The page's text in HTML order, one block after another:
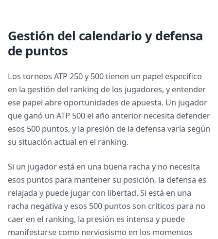
Gestión del calendario y defensa
de puntos
Los torneos ATP 250 y 500 tienen un papel específico
en la gestión del ranking de los jugadores, y entender
ese papel abre oportunidades de apuesta. Un jugador
que ganó un ATP 500 el año anterior necesita defender
esos 500 puntos, y la presión de la defensa varía según
su situación actual en el ranking.
Si un jugador está en una buena racha y no necesita
esos puntos para mantener su posición, la defensa es
relajada y puede jugar con libertad. Si está en una
racha negativa y esos 500 puntos son críticos para no
caer en el ranking, la presión es intensa y puede
manifestarse como nerviosismo en los momentos